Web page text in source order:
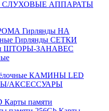
СЛУХОВЫЕ АППАРАТЫ
Гирлянды НА
Гирлянды СЕТКИ
ШТОРЫ-ЗАНАВЕС
КАМИНЫ LED
АКСЕССУАРЫ
Карты памяти